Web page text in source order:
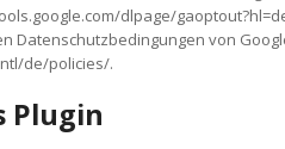
dlpage/
Datenschutzbedingungen von
de/policies/.
Plugin